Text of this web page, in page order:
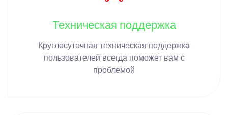
Техническая поддержка
Круглосуточная техническая поддержка
пользователей всегда поможет вам с
проблемой